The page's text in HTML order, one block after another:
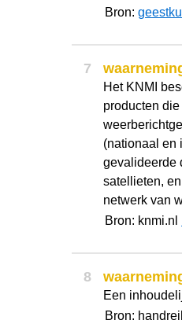
Bron:
7
Het KNMI
producten
(nationaal en
gevalideerde
satellieten,
netwerk van
Bron: knmi.nl
8
Een
Bron: